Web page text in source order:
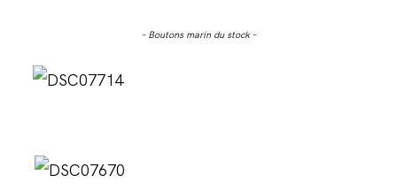
– Boutons marin du stock –